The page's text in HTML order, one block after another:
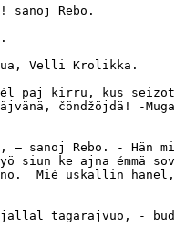
Rebo.
Velli Krolikka.
päj kirru, kus
čöndžöjdä! -
sanoj Rebo. - Hän
siun ke ajna émmä
Mié uskallin
tagarajvuo, -